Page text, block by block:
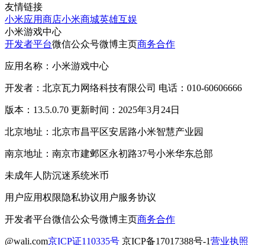
友情链接
小米应用商店小米商城英雄互娱
小米游戏中心
开发者平台微信公众号微博主页商务合作
应用名称：小米游戏中心
开发者：北京瓦力网络科技有限公司 电话：010-60606666
版本：13.5.0.70 更新时间：2025年3月24日
北京地址：北京市昌平区安居路小米智慧产业园
南京地址：南京市建邺区永初路37号小米华东总部
未成年人防沉迷系统米币
用户应用权限隐私协议用户服务协议
开发者平台微信公众号微博主页商务合作
@wali.com京ICP证110335号 京ICP备17017388号-1营业执照